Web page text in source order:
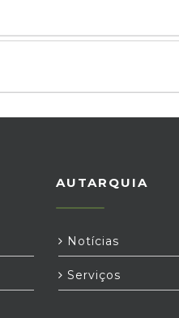
AUTARQUIA
Notícias
Serviços